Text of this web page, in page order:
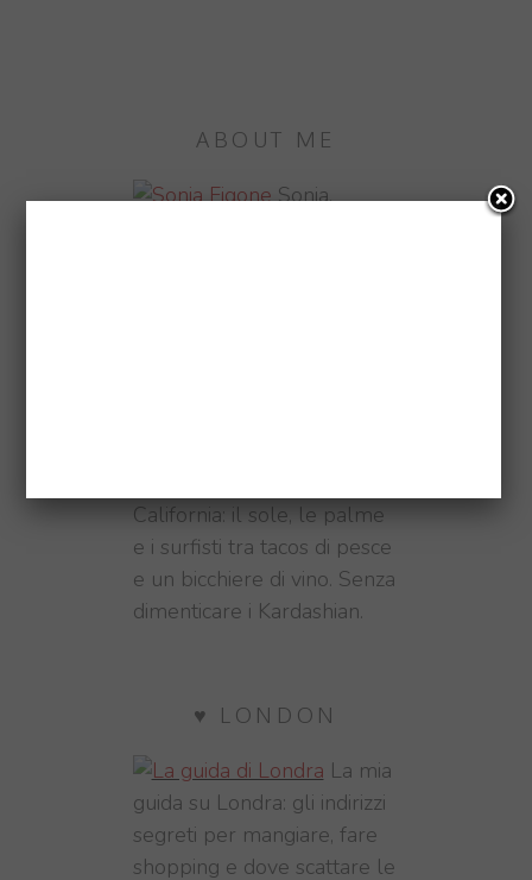
ABOUT ME
Sonia,
California: il sole, le palme
e i surfisti tra tacos di pesce
e un bicchiere di vino. Senza
dimenticare i Kardashian.
♥ LONDON
La mia
guida su Londra: gli indirizzi
segreti per mangiare, fare
shopping e dove scattare le